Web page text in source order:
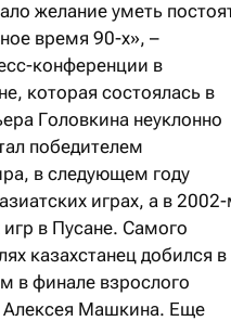
желание уметь
время 90-х», –
конференции в
которая состоялась в
Головкина неуклонно
победителем
в следующем году
играх, а в
в Пусане. Самого
казахстанец добился в
в финале взрослого
Алексея Машкина. Еще